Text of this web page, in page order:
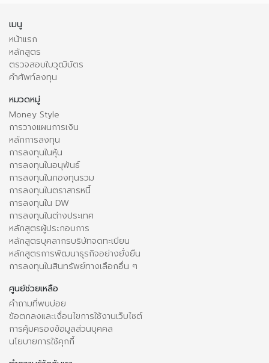
เมนู
หน้าแรก
หลักสูตร
ตรวจสอบใบวุฒิบัตร
คำศัพท์ลงทุน
หมวดหมู่
Money Style
การวางแผนการเงิน
หลักการลงทุน
การลงทุนในหุ้น
การลงทุนในอนุพันธ์
การลงทุนในกองทุนรวม
การลงทุนในตราสารหนี้
การลงทุนใน DW
การลงทุนในต่างประเทศ
หลักสูตรผู้ประกอบการ
หลักสูตรบุคลากรบริษัทจดทะเบียน
หลักสูตรการพัฒนาธุรกิจอย่างยั่งยืน
การลงทุนในสินทรัพย์ทางเลือกอื่น ๆ
ศูนย์ช่วยเหลือ
คำถามที่พบบ่อย
ข้อตกลงและเงื่อนไขการใช้งานเว็บไซต์
การคุ้มครองข้อมูลส่วนบุคคล
นโยบายการใช้คุกกี้